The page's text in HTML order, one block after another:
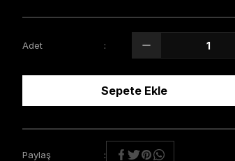
Adet
Sepete Ekle
Paylaş